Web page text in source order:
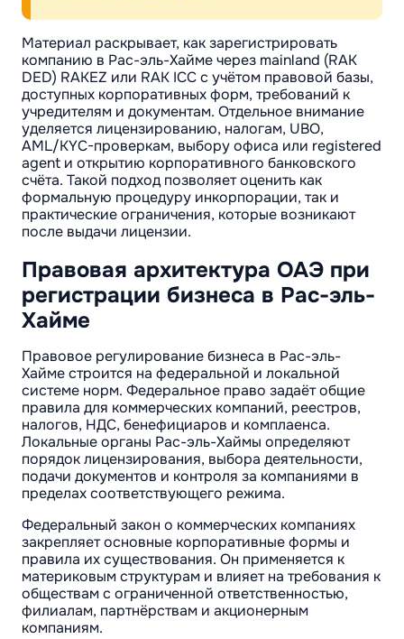
Материал раскрывает, как зарегистрировать
компанию в Рас-эль-Хайме через mainland (RAK
DED) RAKEZ или RAK ICC с учётом правовой базы,
доступных корпоративных форм, требований к
учредителям и документам. Отдельное внимание
уделяется лицензированию, налогам, UBO,
AML/KYC-проверкам, выбору офиса или registered
agent и открытию корпоративного банковского
счёта. Такой подход позволяет оценить как
формальную процедуру инкорпорации, так и
практические ограничения, которые возникают
после выдачи лицензии.
Правовая архитектура ОАЭ при
регистрации бизнеса в Рас-эль-
Хайме
Правовое регулирование бизнеса в Рас-эль-
Хайме строится на федеральной и локальной
системе норм. Федеральное право задаёт общие
правила для коммерческих компаний, реестров,
налогов, НДС, бенефициаров и комплаенса.
Локальные органы Рас-эль-Хаймы определяют
порядок лицензирования, выбора деятельности,
подачи документов и контроля за компаниями в
пределах соответствующего режима.
Федеральный закон о коммерческих компаниях
закрепляет основные корпоративные формы и
правила их существования. Он применяется к
материковым структурам и влияет на требования к
обществам с ограниченной ответственностью,
филиалам, партнёрствам и акционерным
компаниям.